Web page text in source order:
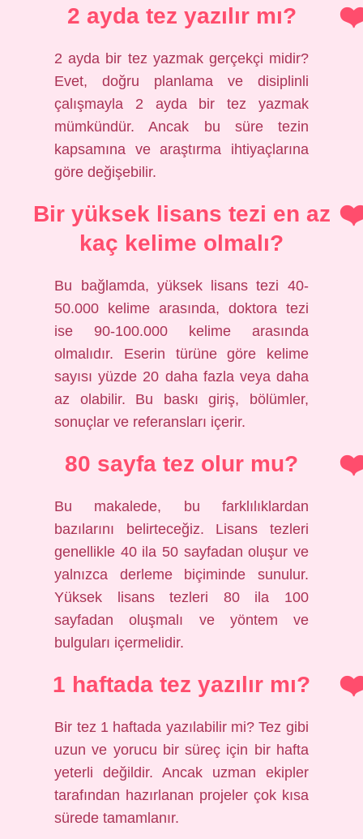
2 ayda tez yazılır mı?
2 ayda bir tez yazmak gerçekçi midir?
Evet, doğru planlama ve disiplinli
çalışmayla 2 ayda bir tez yazmak
mümkündür. Ancak bu süre tezin
kapsamına ve araştırma ihtiyaçlarına
göre değişebilir.
Bir yüksek lisans tezi en az
kaç kelime olmalı?
Bu bağlamda, yüksek lisans tezi 40-
50.000 kelime arasında, doktora tezi
ise 90-100.000 kelime arasında
olmalıdır. Eserin türüne göre kelime
sayısı yüzde 20 daha fazla veya daha
az olabilir. Bu baskı giriş, bölümler,
sonuçlar ve referansları içerir.
80 sayfa tez olur mu?
Bu makalede, bu farklılıklardan
bazılarını belirteceğiz. Lisans tezleri
genellikle 40 ila 50 sayfadan oluşur ve
yalnızca derleme biçiminde sunulur.
Yüksek lisans tezleri 80 ila 100
sayfadan oluşmalı ve yöntem ve
bulguları içermelidir.
1 haftada tez yazılır mı?
Bir tez 1 haftada yazılabilir mi? Tez gibi
uzun ve yorucu bir süreç için bir hafta
yeterli değildir. Ancak uzman ekipler
tarafından hazırlanan projeler çok kısa
sürede tamamlanır.